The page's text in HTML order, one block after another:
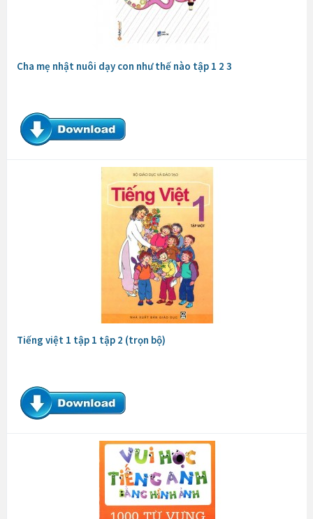
Cha mẹ nhật nuôi dạy con như thế nào tập 1 2 3
Tiếng việt 1 tập 1 tập 2 (trọn bộ)